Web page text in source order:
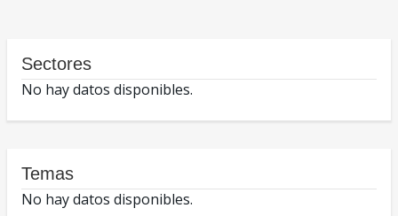
Sectores
No hay datos disponibles.
Temas
No hay datos disponibles.